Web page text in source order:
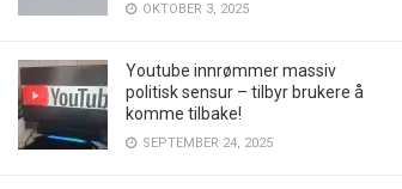
OKTOBER 3, 2025
Youtube innrømmer massiv
politisk sensur – tilbyr brukere å
komme tilbake!
SEPTEMBER 24, 2025